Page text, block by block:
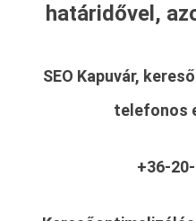
határidővel,
SEO Kapuvár,
telefonos
+36-